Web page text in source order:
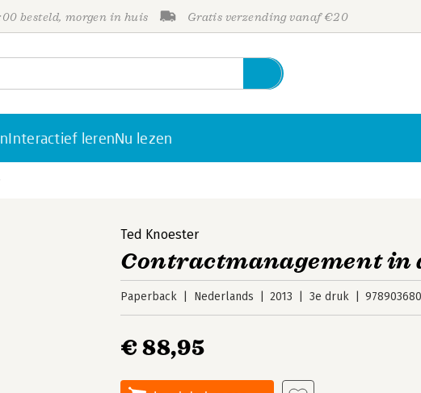
besteld, morgen in huis Gratis verzending vanaf €20
Interactief lerenNu lezen
Ted Knoester
Contractmanagement
Paperback Nederlands 2013 3e druk
€ 88,95
Personen